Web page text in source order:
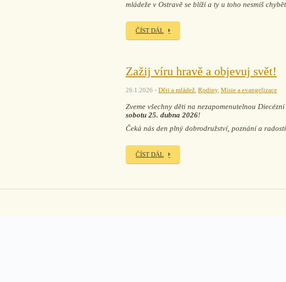
mládeže v Ostravě se blíží a ty u toho nesmíš
ČÍST DÁL
Zažij víru hravě a objevuj svět!
26.1.2026 Děti a mládež, Rodiny, Misie a evangelizace
Zveme všechny děti na nezapomenutelnou
sobotu 25. dubna 2026!
Čeká nás den plný dobrodružství, poznání a
ČÍST DÁL